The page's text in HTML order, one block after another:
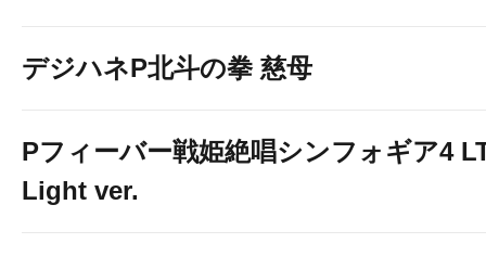
デジハネP北斗の拳 慈母
Pフィーバー戦姫絶唱シンフォギア4
Light ver.